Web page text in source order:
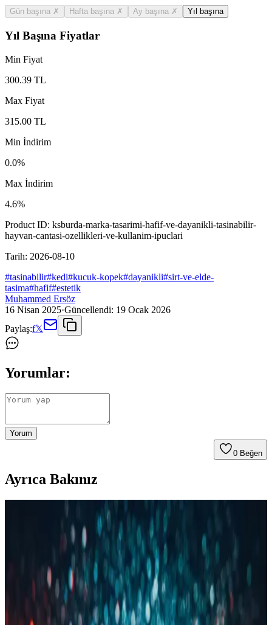
Gün başına ✗ Hafta başına ✗ Ay başına ✗ Yıl başına
Yıl Başına Fiyatlar
Min Fiyat
300.39 TL
Max Fiyat
315.00 TL
Min İndirim
0.0%
Max İndirim
4.6%
Product ID: ksburda-marka-tasarimi-hafif-ve-dayanikli-tasinabilir-
hayvan-cantasi-ozellikleri-ve-kullanim-ipuclari
Tarih: 2026-08-10
#tasinabilir#kedi#kucuk-kopek#dayanikli#sirt-ve-elde-
tasima#hafif#estetik
Muhammed Ersöz
16 Nisan 2025·Güncellendi: 19 Ocak 2026
Paylaş:f𝕏
Yorumlar:
Yorum
0 Beğen
Ayrıca Bakınız
Çocuk Dostu ve Pratik Taşınabilir Öğünlerle
Dışarıda Yemek Alışkanlığını Azaltma Yöntemleri
Dışarıda yemek yeme alışkanlığını azaltmak için çocuk dostu, pratik
ve taşınabilir öğünler hazırlamak önemlidir. Sandviçler, pizza
ruloları, makarna salataları gibi seçenekler ekonomik ve sağlıklı
alternatifler sunar.
Buharlı Temizlik Cihazlarının Günlük Hayatta